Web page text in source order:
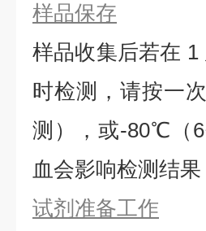
样品保存
样品收集后若在
时检测，请按一
测），或-80℃（
血会影响检测结
试剂准备工作